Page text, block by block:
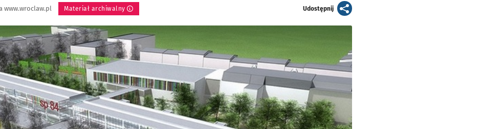
www.wroclaw.pl Materiał archiwalny Udostępnijartykuł